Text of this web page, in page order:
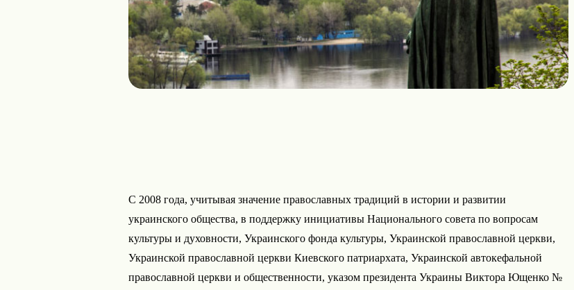
С 2008 года, учитывая значение православных традиций в истории и развитии
украинского общества, в поддержку инициативы Национального совета по вопросам
культуры и духовности, Украинского фонда культуры, Украинской православной церкви,
Украинской православной церкви Киевского патриархата, Украинской автокефальной
православной церкви и общественности, указом президента Украины Виктора Ющенко №